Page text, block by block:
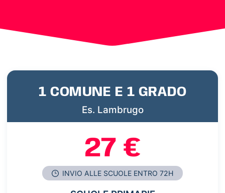
1 COMUNE E 1 GRADO
Es. Lambrugo
27 €
INVIO ALLE SCUOLE ENTRO 72H